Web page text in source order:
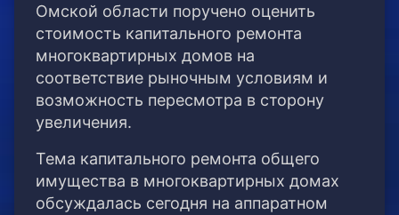
Омской области поручено оценить
стоимость капитального ремонта
многоквартирных домов на
соответствие рыночным условиям и
возможность пересмотра в сторону
увеличения.
Тема капитального ремонта общего
имущества в многоквартирных домах
обсуждалась сегодня на аппаратном